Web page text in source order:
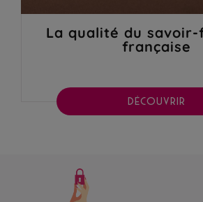
La qualité du
française
DÉCOUVRIR